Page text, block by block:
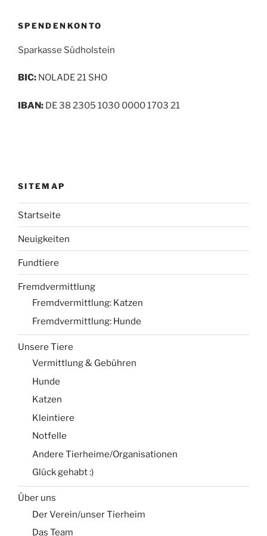
SPENDENKONTO
Sparkasse Südholstein
BIC: NOLADE 21 SHO
IBAN: DE 38 2305 1030 0000 1703 21
SITEMAP
Startseite
Neuigkeiten
Fundtiere
Fremdvermittlung
Fremdvermittlung: Katzen
Fremdvermittlung: Hunde
Unsere Tiere
Vermittlung & Gebühren
Hunde
Katzen
Kleintiere
Notfelle
Andere Tierheime/Organisationen
Glück gehabt :)
Über uns
Der Verein/unser Tierheim
Das Team